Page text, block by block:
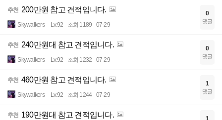
추천 200만원 참고 견적입니다.
Skywalkers Lv.92 조회 1189 07-29
0
댓글
추천 240만원대 참고 견적입니다.
Skywalkers Lv.92 조회 1232 07-29
0
댓글
추천 460만원 참고 견적입니다.
Skywalkers Lv.92 조회 1244 07-29
1
댓글
추천 190만원대 참고 견적입니다. 1